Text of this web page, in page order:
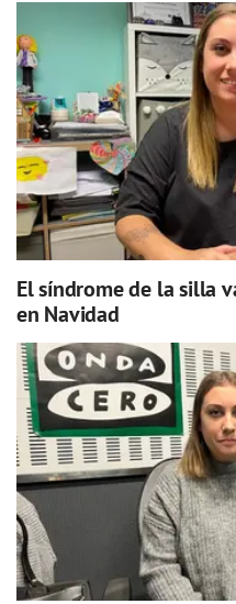
El síndrome de la silla
en Navidad